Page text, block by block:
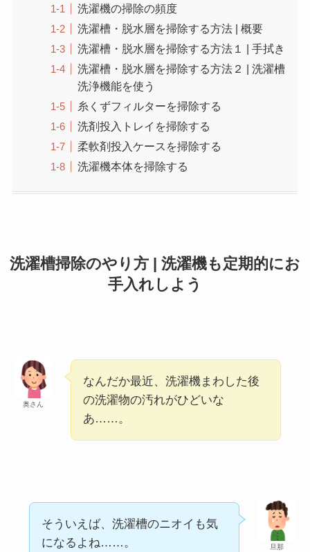
洗濯機の掃除の頻度
洗濯槽・脱水層を掃除する方法 | 概要
洗濯槽・脱水層を掃除する方法１ | 手拭き
洗濯槽・脱水層を掃除する方法２ | 洗濯槽
洗浄機能を使う
糸くずフィルターを掃除する
洗剤投入トレイを掃除する
柔軟剤投入ケースを掃除する
洗濯機本体を掃除する
洗濯槽掃除のやり方 | 洗濯機も定期的にお
手入れしよう
奥さん
なんだか最近、洗濯機まわした後
の洗濯物の汚れがひどいな
あ……。
旦那
そういえば、洗濯槽のニオイも気
になるよね……。